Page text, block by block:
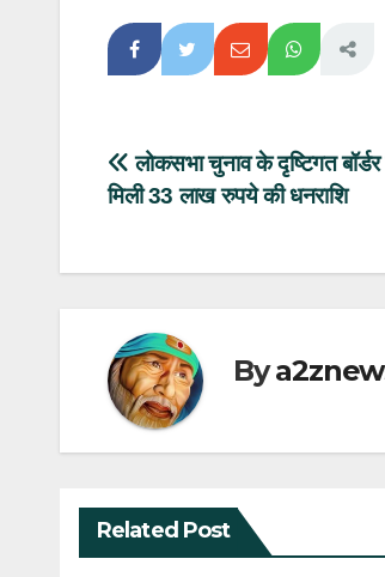
Post
navigation
लोकसभा चुनाव के दृष्टिगत
मिली 33 लाख रुपये की धनराशि
By
Related Post